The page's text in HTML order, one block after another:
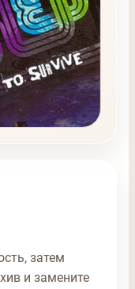
затем
и замените